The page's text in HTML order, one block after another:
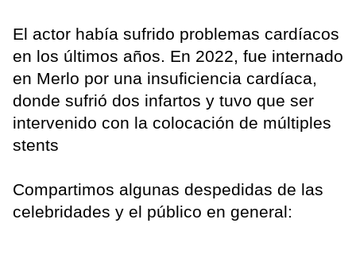
El actor había sufrido problemas cardíacos
en los últimos años. En 2022, fue internado
en Merlo por una insuficiencia cardíaca,
donde sufrió dos infartos y tuvo que ser
intervenido con la colocación de múltiples
stents
Compartimos algunas despedidas de las
celebridades y el público en general: